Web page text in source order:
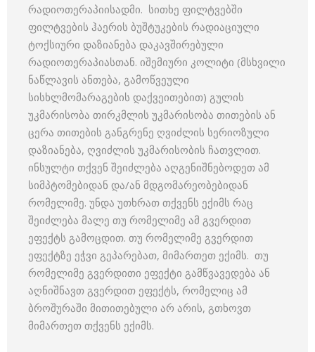
რადიოთერაპიისადმი. სითხე ფილტვებში
ფილტვების ჰაერის ბუშტუკების რადიაციული
ტოქსიური დაზიანება დაკავშირებული
რადიოთერაპიასთან. იშემიური კოლიტი (მსხვილი
ნაწლავის ანთება, გამოწვეული
სისხლმომარაგების დაქვეითებით) გულის
უკმარისობა თირკმლის უკმარისობა თითების ან
ცერა თითების განგრენე ღვიძლის სერიოზული
დაზიანება, ღვიძლის უკმარისობის ჩათვლით.
ინსულტი თქვენ შეიძლება აღგენიშნებოდეთ ამ
სიმპტომებიდან და/ან მდგომარეობებიდან
რომელიმე. უნდა უთხრათ თქვენს ექიმს რაც
შეიძლება მალე თუ რომელიმე ამ გვერდით
ეფექტს გამოცდით. თუ რომელიმე გვერდით
ეფექტზე ეჭვი გეპარებათ, მიმართეთ ექიმს. თუ
რომელიმე გვერდითი ეფექტი გამწვავედება ან
აღნიშნავთ გვერდით ეფექტს, რომელიც ამ
ბროშურაში მითითებული არ არის, გთხოვთ
მიმართეთ თქვენს ექიმს.